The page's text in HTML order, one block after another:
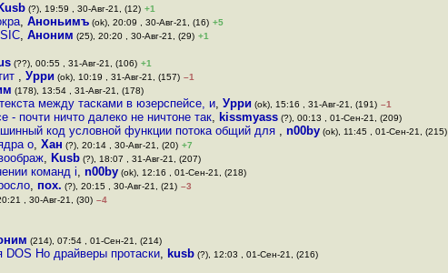
(?), 19:59 , 30-Авг-21, (12) +1
, Аноньимъ (ok), 20:09 , 30-Авг-21, (16) +5
, Аноним (25), 20:20 , 30-Авг-21, (29) +1
(??), 00:55 , 31-Авг-21, (106) +1
, Урри (ok), 10:19 , 31-Авг-21, (157) –1
(178), 13:54 , 31-Авг-21, (178)
между тасками в юзерспейсе, и, Урри (ok), 15:16 , 31-Авг-21, (191) –1
- почти ничто далеко не ничтоне так, kissmyass (?), 00:13 , 01-Сен-21, (209)
код условной функции потока общий для , n00by (ok), 11:45 , 01-Сен-21, (215)
о, Хан (?), 20:14 , 30-Авг-21, (20) +7
, Kusb (?), 18:07 , 31-Авг-21, (207)
команд i, n00by (ok), 12:16 , 01-Сен-21, (218)
, пох. (?), 20:15 , 30-Авг-21, (21) –3
, 30-Авг-21, (30) –4
(214), 07:54 , 01-Сен-21, (214)
DOS Но драйверы протаски, kusb (?), 12:03 , 01-Сен-21, (216)